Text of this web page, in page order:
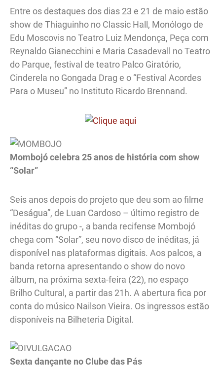
Entre os destaques dos dias 23 e 21 de maio estão
show de Thiaguinho no Classic Hall, Monólogo de
Edu Moscovis no Teatro Luiz Mendonça, Peça com
Reynaldo Gianecchini e Maria Casadevall no Teatro
do Parque, festival de teatro Palco Giratório,
Cinderela no Gongada Drag e o “Festival Acordes
Para o Museu” no Instituto Ricardo Brennand.
Mombojó celebra 25 anos de história com show
“Solar”
Seis anos depois do projeto que deu som ao filme
“Deságua”, de Luan Cardoso – último registro de
inéditas do grupo -, a banda recifense Mombojó
chega com “Solar”, seu novo disco de inéditas, já
disponível nas plataformas digitais. Aos palcos, a
banda retorna apresentando o show do novo
álbum, na próxima sexta-feira (22), no espaço
Brilho Cultural, a partir das 21h. A abertura fica por
conta do músico Nailson Vieira. Os ingressos estão
disponíveis na Bilheteria Digital.
Sexta dançante no Clube das Pás